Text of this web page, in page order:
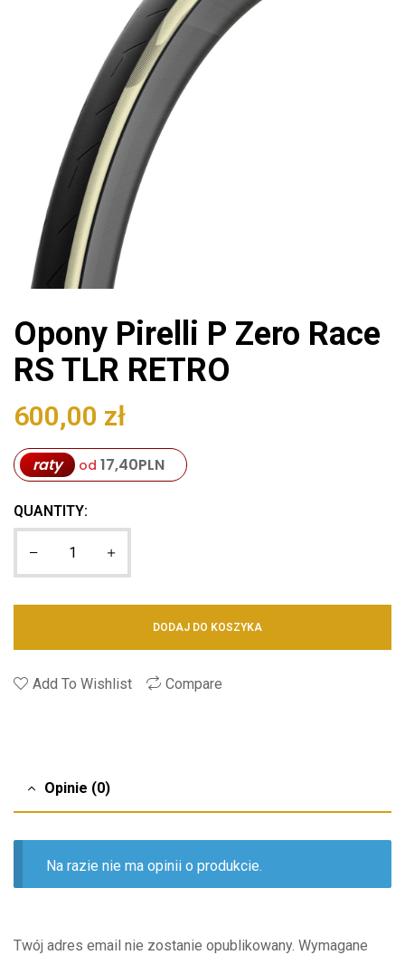
Opony Pirelli P Zero Race
RS TLR RETRO
600,00 zł
raty od 17,40PLN
QUANTITY:
DODAJ DO KOSZYKA
Add To Wishlist Compare
Opinie (0)
Na razie nie ma opinii o produkcie.
Twój adres email nie zostanie opublikowany. Wymagane